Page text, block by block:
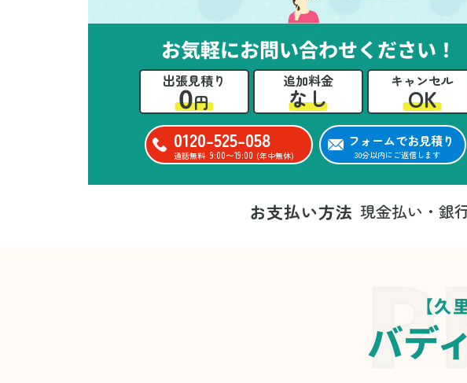
ービスをありがとう
た。
お気軽にお問い合わせください！
出張見積り
0円
追加料金
なし
キャンセル
OK
0120-525-058
通話無料 9:00〜19:00 (年中無休)
フォームでお見積り
30分以内にご返信します
お支払い方法 現金払い・銀
【久
バデ